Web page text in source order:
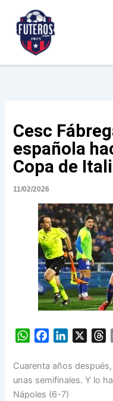
contenido
Cesc
española
Copa de
11/02/2026
W
a
t
s
c
e
b
n
k
e
r
e
Cuarenta años
unas semifinales. Y lo
Nápoles (6-7)